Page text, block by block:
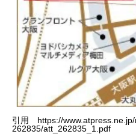
引用 https://
262835/att_262835_1.pdf